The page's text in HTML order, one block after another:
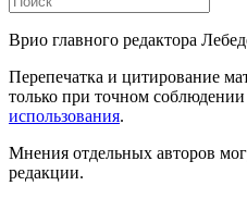
Врио главного редактора
Перепечатка и цитирование
только при точном
использования.
Мнения отдельных авторов
редакции.